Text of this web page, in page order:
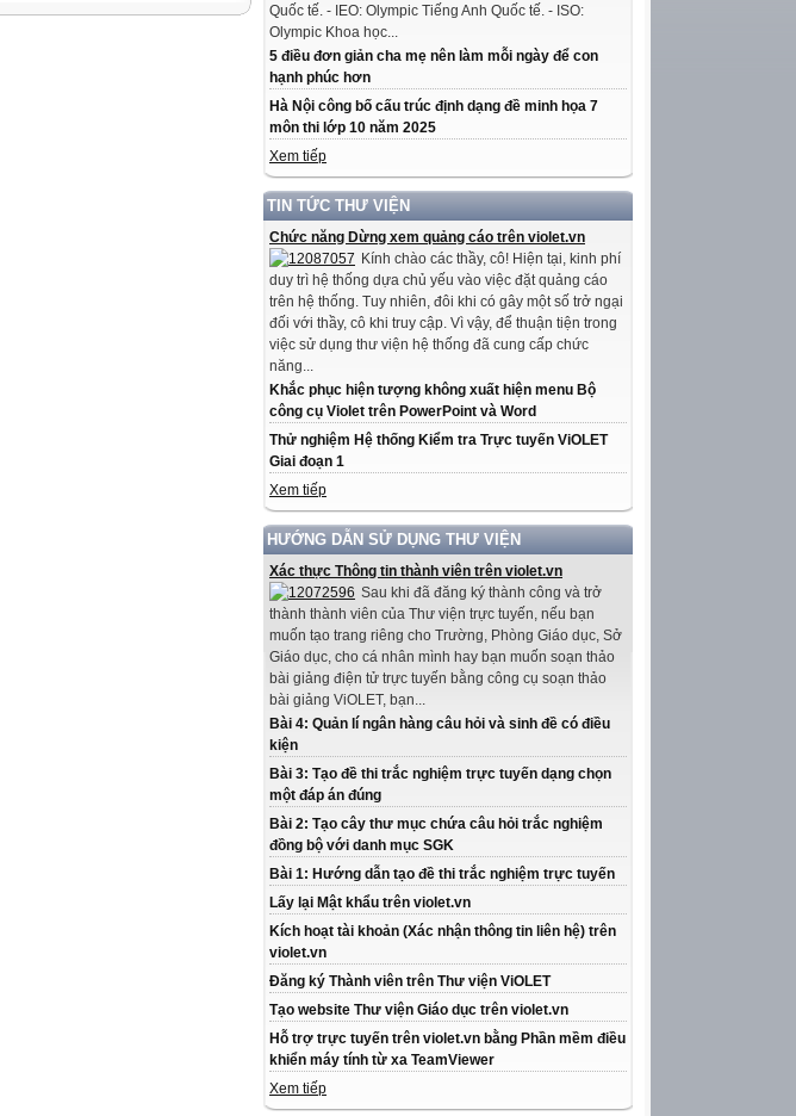
Quốc tế. - IEO: Olympic Tiếng Anh Quốc tế. - ISO:
Olympic Khoa học...
5 điều đơn giản cha mẹ nên làm mỗi ngày để con
hạnh phúc hơn
Hà Nội công bố cấu trúc định dạng đề minh họa 7
môn thi lớp 10 năm 2025
Xem tiếp
TIN TỨC THƯ VIỆN
Chức năng Dừng xem quảng cáo trên violet.vn
Kính chào các thầy, cô! Hiện tại, kinh phí
duy trì hệ thống dựa chủ yếu vào việc đặt quảng cáo
trên hệ thống. Tuy nhiên, đôi khi có gây một số trở ngại
đối với thầy, cô khi truy cập. Vì vậy, để thuận tiện trong
việc sử dụng thư viện hệ thống đã cung cấp chức
năng...
Khắc phục hiện tượng không xuất hiện menu Bộ
công cụ Violet trên PowerPoint và Word
Thử nghiệm Hệ thống Kiểm tra Trực tuyến ViOLET
Giai đoạn 1
Xem tiếp
HƯỚNG DẪN SỬ DỤNG THƯ VIỆN
Xác thực Thông tin thành viên trên violet.vn
Sau khi đã đăng ký thành công và trở
thành thành viên của Thư viện trực tuyến, nếu bạn
muốn tạo trang riêng cho Trường, Phòng Giáo dục, Sở
Giáo dục, cho cá nhân mình hay bạn muốn soạn thảo
bài giảng điện tử trực tuyến bằng công cụ soạn thảo
bài giảng ViOLET, bạn...
Bài 4: Quản lí ngân hàng câu hỏi và sinh đề có điều
kiện
Bài 3: Tạo đề thi trắc nghiệm trực tuyến dạng chọn
một đáp án đúng
Bài 2: Tạo cây thư mục chứa câu hỏi trắc nghiệm
đồng bộ với danh mục SGK
Bài 1: Hướng dẫn tạo đề thi trắc nghiệm trực tuyến
Lấy lại Mật khẩu trên violet.vn
Kích hoạt tài khoản (Xác nhận thông tin liên hệ) trên
violet.vn
Đăng ký Thành viên trên Thư viện ViOLET
Tạo website Thư viện Giáo dục trên violet.vn
Hỗ trợ trực tuyến trên violet.vn bằng Phần mềm điều
khiển máy tính từ xa TeamViewer
Xem tiếp